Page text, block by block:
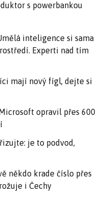
s powerbankou
inteligence si sama
Experti nad tím
mají nový fígl, dejte si
opravil přes 600
je to podvod,
někdo krade číslo přes
i Čechy